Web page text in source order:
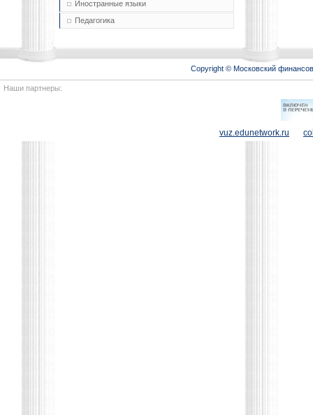
Иностранные языки
Педагогика
Copyright © Московский
Наши партнеры:
vuz.edunetwork.ru